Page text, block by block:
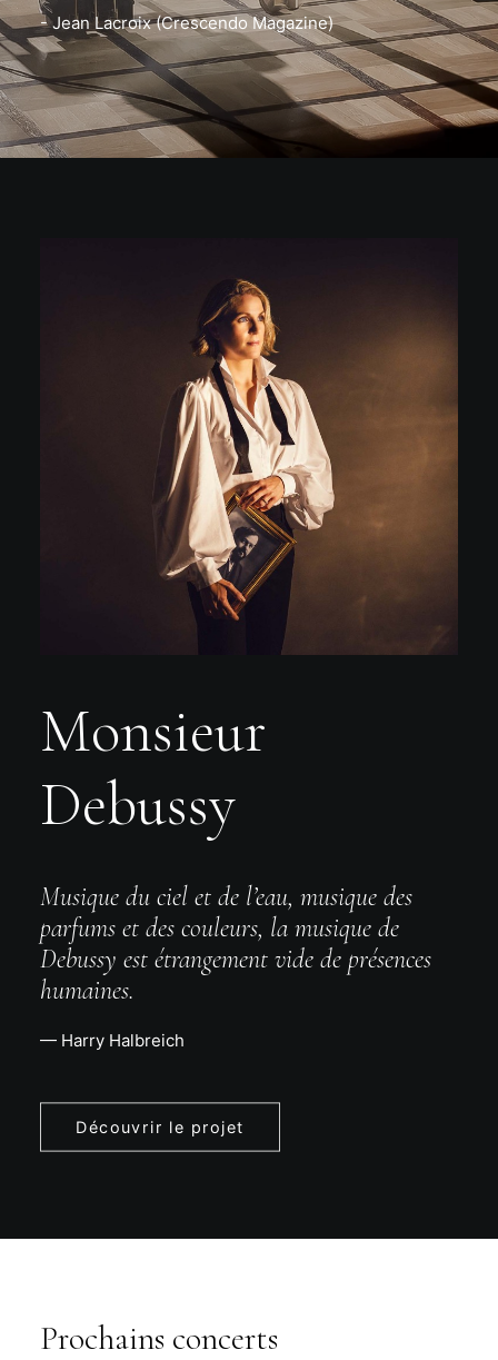
- Jean Lacroix (Crescendo Magazine)
Monsieur
Debussy
Musique du ciel et de l’eau, musique des
parfums et des couleurs, la musique de
Debussy est étrangement vide de présences
humaines.
— Harry Halbreich
Découvrir le projet
Prochains concerts